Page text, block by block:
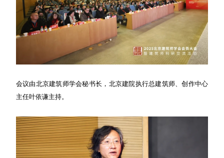
会议由北京建筑师学会秘书长，北京建院执行总建筑师、创作中心
主任叶依谦主持。